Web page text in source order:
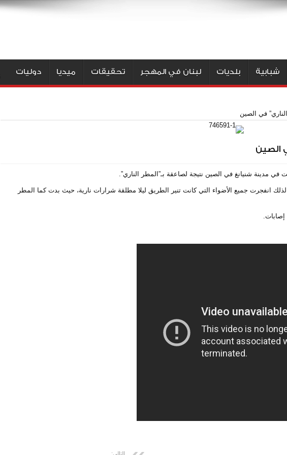
شبابية بلديات لبنان في المهجر تحقيقات ميديا دوليات
في الصين
الصين
مدينة شنيانغ في الصين نتيجة لصاعقة بـ”المطر الناري”.
انفجرت جميع الأضواء التي كانت تنير الطريق ليلا مطلقة شرارات نارية، حيث بدت كما المطر
التالي: